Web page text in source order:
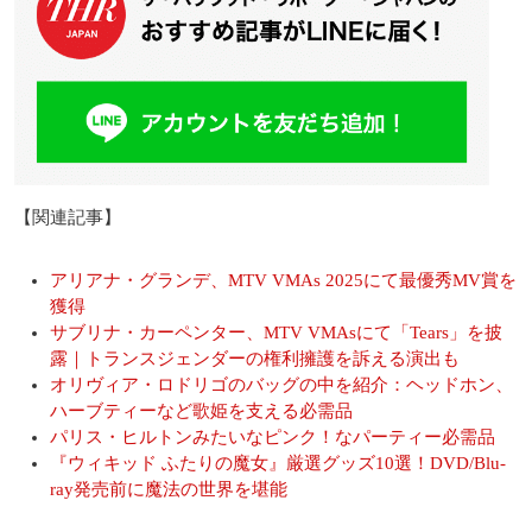
【関連記事】
アリアナ・グランデ、MTV VMAs 2025にて最優秀MV賞を
獲得
サブリナ・カーペンター、MTV VMAsにて「Tears」を披
露｜トランスジェンダーの権利擁護を訴える演出も
オリヴィア・ロドリゴのバッグの中を紹介：ヘッドホン、
ハーブティーなど歌姫を支える必需品
パリス・ヒルトンみたいなピンク！なパーティー必需品
『ウィキッド ふたりの魔女』厳選グッズ10選！DVD/Blu-
ray発売前に魔法の世界を堪能